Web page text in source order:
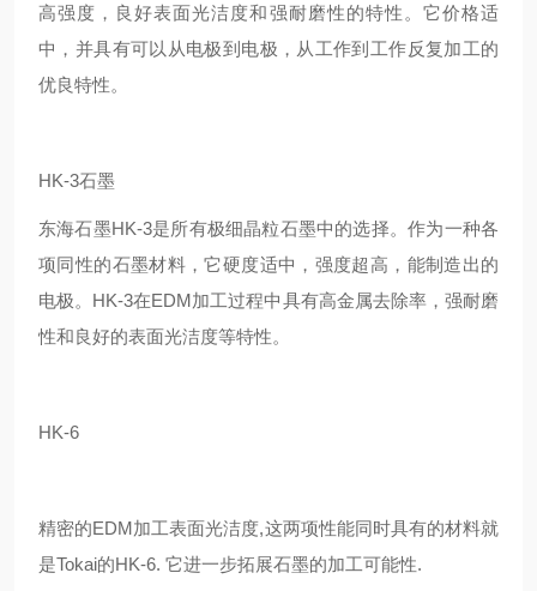
高强度，良好表面光洁度和强耐磨性的特性。它价格适
中，并具有可以从电极到电极，从工作到工作反复加工的
优良特性。
HK-3石墨
东海石墨HK-3是所有极细晶粒石墨中的选择。作为一种各
项同性的石墨材料，它硬度适中，强度超高，能制造出的
电极。HK-3在EDM加工过程中具有高金属去除率，强耐磨
性和良好的表面光洁度等特性。
HK-6
精密的EDM加工表面光洁度,这两项性能同时具有的材料就
是Tokai的HK-6. 它进一步拓展石墨的加工可能性.